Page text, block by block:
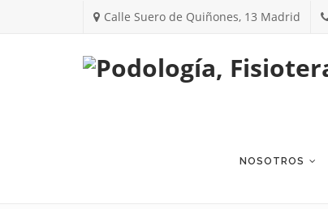
Calle Suero de Quiñones, 13 Madrid
content
NOSOTROS